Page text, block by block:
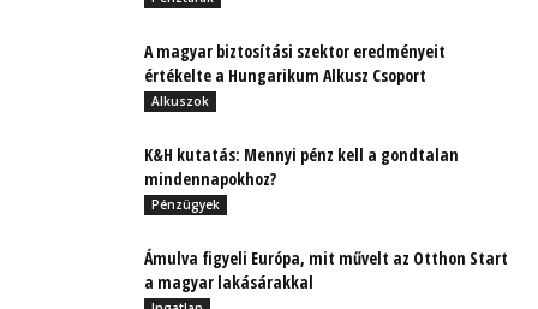
A magyar biztosítási szektor eredményeit
értékelte a Hungarikum Alkusz Csoport
Alkuszok
K&H kutatás: Mennyi pénz kell a gondtalan
mindennapokhoz?
Pénzügyek
Ámulva figyeli Európa, mit művelt az Otthon Start
a magyar lakásárakkal